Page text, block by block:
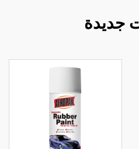
جديدة